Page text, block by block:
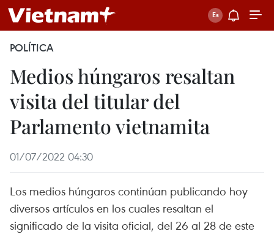
POLÍTICA
Medios húngaros resaltan
visita del titular del
Parlamento vietnamita
01/07/2022 04:30
Los medios húngaros continúan publicando hoy
diversos artículos en los cuales resaltan el
significado de la visita oficial, del 26 al 28 de este